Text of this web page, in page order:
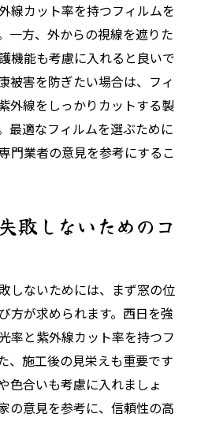
線カット率を持つフィルムを
一方、外からの視線を遮りた
機能も考慮に入れると良いで
被害を防ぎたい場合は、フィ
外線をしっかりカットする製
最適なフィルムを選ぶために
門業者の意見を参考にするこ
敗しないためのコ
しないためには、まず窓の位
方が求められます。西日を強
率と紫外線カット率を持つフ
、施工後の見栄えも重要です
色合いも考慮に入れましょ
の意見を参考に、信頼性の高